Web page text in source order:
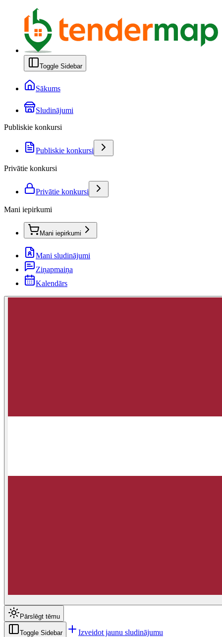
Toggle Sidebar
Sākums
Sludinājumi
Publiskie konkursi
Publiskie konkursi
Privātie konkursi
Privātie konkursi
Mani iepirkumi
Mani iepirkumi
Mani sludinājumi
Ziņapmaiņa
Kalendārs
Pārslēgt tēmu
Toggle Sidebar Izveidot jaunu sludinājumu